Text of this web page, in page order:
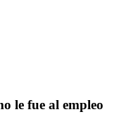
le fue al empleo